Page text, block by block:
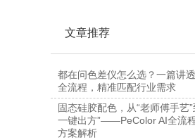
文章推荐
都在问色差仪怎么选？一篇讲
全流程，精准匹配行业需求
固态硅胶配色，从“老师傅手艺”
一键出方”——PeColor AI全流
方案解析